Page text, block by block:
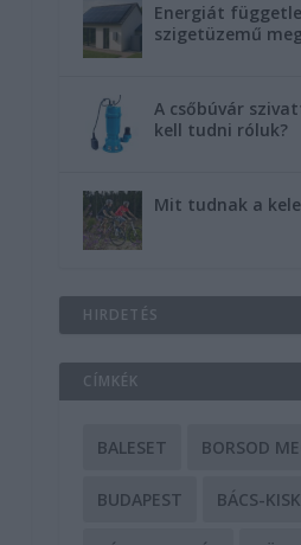
Energiát
szigetüzemű
A csőbúvár
kell tudni róluk?
Mit tudnak a
HIRDETÉS
CÍMKÉK
BALESET BORSOD
BUDAPEST BÁCS-